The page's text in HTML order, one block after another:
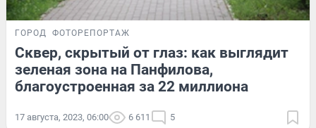
ГОРОД ФОТОРЕПОРТАЖ
Сквер, скрытый от глаз: как выглядит
зеленая зона на Панфилова,
благоустроенная за 22 миллиона
17 августа, 2023, 06:00 6 611 5